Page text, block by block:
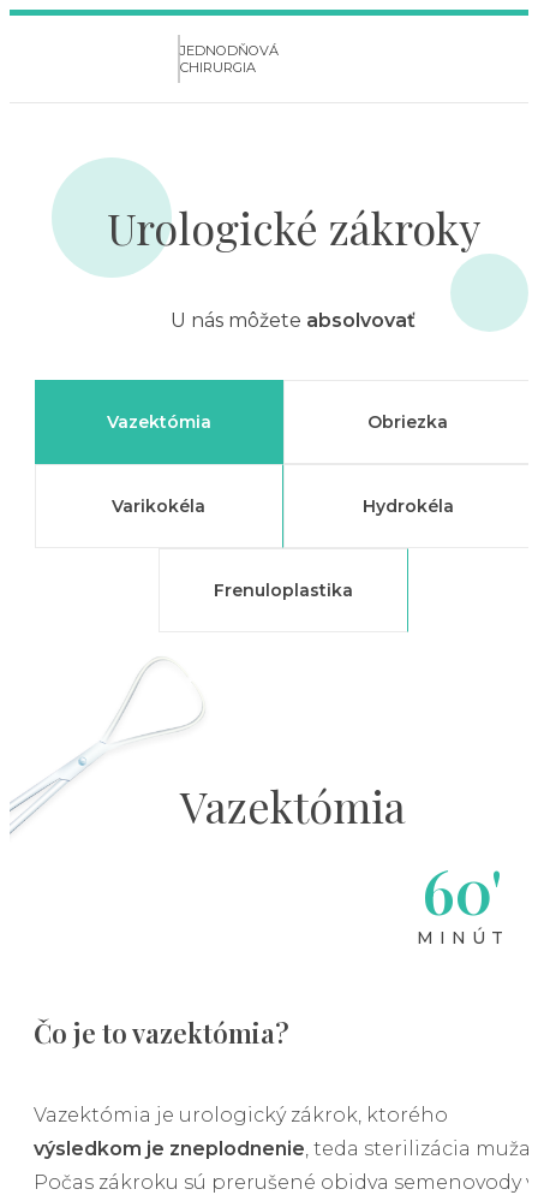
JEDNODŇOVÁ
CHIRURGIA
Urologické zákroky
U nás môžete absolvovať
Vazektómia Obriezka
Varikokéla Hydrokéla
Frenuloplastika
Vazektómia
60'
MINÚT
Čo je to vazektómia?
Vazektómia je urologický zákrok, ktorého
výsledkom je zneplodnenie, teda sterilizácia muža.
Počas zákroku sú prerušené obidva semenovody v